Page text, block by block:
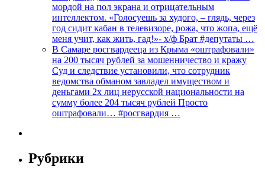
мордой на пол экрана и отрицательным
интеллектом. «Голосуешь за худого, – глядь, через
год сидит кабан в телевизоре, рожа, что жопа, ещё
меня учит, как жить, гад!»- х/ф Брат #депутаты …
В Самаре росгвардееца из Крыма «оштрафовали»
на 200 тысяч рублей за мошенничество и кражу
Суд и следствие установили, что сотрудник
ведомства обманом завладел имуществом и
деньгами 2х лиц нерусской национальности на
сумму более 204 тысяч рублей Просто
оштрафовали… #росгвардия …
Рубрики